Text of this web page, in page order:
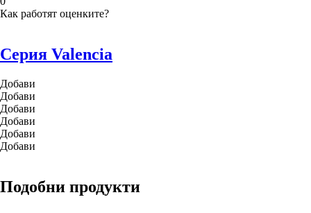
Как работят оценките?
Серия Valencia
Добави
Добави
Добави
Добави
Добави
Добави
Подобни продукти